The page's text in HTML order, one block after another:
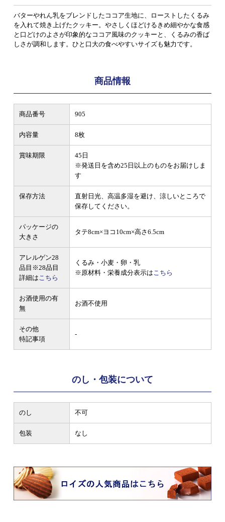
バターやれん乳をブレンドしたココア生地に、ローストしたくるみ
を入れて焼き上げたクッキー。やさしくほどけるきめ細やかな食感
と口どけのよさが印象的なココア風味のクッキーと、くるみの香ば
しさが調和します。ひと口大の食べやすいサイズも魅力です。
商品情報
商品番号 905
内容量 8枚
賞味期限
45日
※発送日を含め25日以上のものをお届けしま
す
保存方法
直射日光、高温多湿を避け、涼しいところで
保存してください。
パッケージの
大きさ
タテ8cm×ヨコ10cm×高さ6.5cm
アレルゲン28
品目 ※28品目
詳細はこちら
くるみ・小麦・卵・乳
※原材料・栄養成分表示はこちら
お酒使用の有
無
お酒不使用
その他
特記事項
-
のし・包装について
のし 不可
包装 なし